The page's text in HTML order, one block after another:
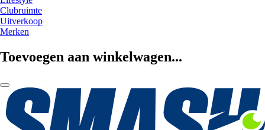
Clubruimte
Uitverkoop
Merken
Toevoegen aan winkelwagen...